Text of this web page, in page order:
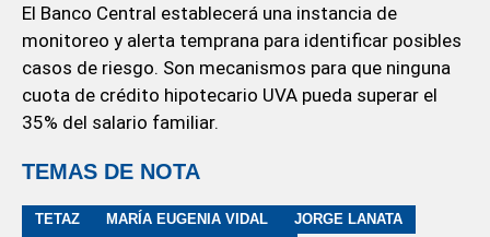
El Banco Central establecerá una instancia de
monitoreo y alerta temprana para identificar posibles
casos de riesgo. Son mecanismos para que ninguna
cuota de crédito hipotecario UVA pueda superar el
35% del salario familiar.
TEMAS DE NOTA
TETAZ MARÍA EUGENIA VIDAL
JORGE LANATA